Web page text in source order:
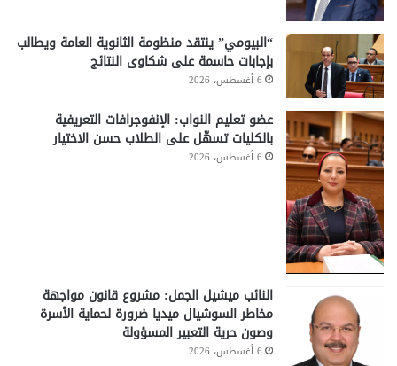
“البيومي” ينتقد منظومة الثانوية العامة ويطالب
بإجابات حاسمة على شكاوى النتائج
6 أغسطس، 2026
عضو تعليم النواب: الإنفوجرافات التعريفية
بالكليات تسهّل على الطلاب حسن الاختيار
6 أغسطس، 2026
النائب ميشيل الجمل: مشروع قانون مواجهة
مخاطر السوشيال ميديا ضرورة لحماية الأسرة
وصون حرية التعبير المسؤولة
6 أغسطس، 2026